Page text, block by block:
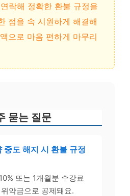
락해 정확한 환불 규정을
점을 속 시원하게 해결해
으로 마음 편하게 마무리
묻는 질문
중도 해지 시 환불 규정
또는 1개월분 수강료
약금으로 공제돼요.